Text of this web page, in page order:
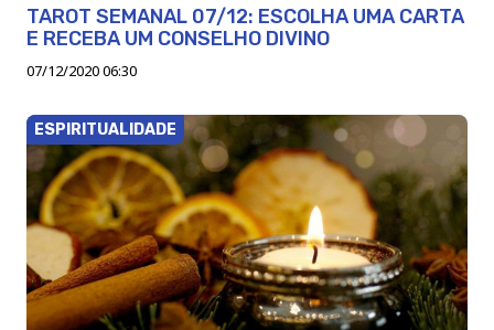
TAROT SEMANAL 07/12: ESCOLHA UMA CARTA
E RECEBA UM CONSELHO DIVINO
07/12/2020 06:30
ESPIRITUALIDADE